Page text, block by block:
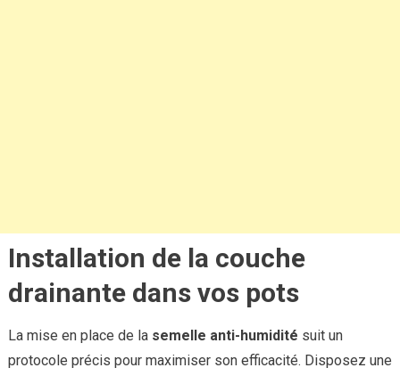
Installation de la couche
drainante dans vos pots
La mise en place de la semelle anti-humidité suit un
protocole précis pour maximiser son efficacité. Disposez une